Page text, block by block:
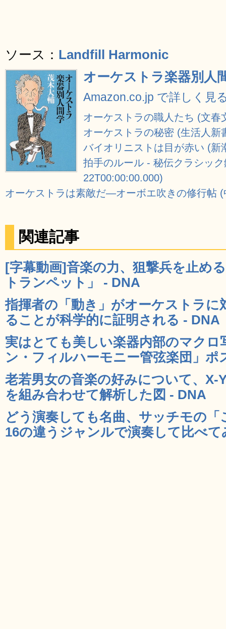
ソース： Landfill Harmonic
オーケストラ楽器別人
Amazon.co.jp で詳しく見
オーケストラの職人たち (文春
オーケストラの秘密 (生活人新
バイオリニストは目が赤い (新
拍手のルール - 秘伝クラシッ
22T00:00:00.000)
オーケストラは素敵だ―オーボエ吹きの修行帖
関連記事
[字幕動画]音楽の力、狙撃兵を止め
トランペット」 - DNA
指揮者の「動き」がオーケストラに
ることが科学的に証明される - DNA
実はとても美しい楽器内部のマクロ
ン・フィルハーモニー管弦楽団」ポ
老若男女の音楽の好みについて、X-
を組み合わせて解析した図 - DNA
どう演奏しても名曲、サッチモの
16の違うジャンルで演奏して比べ